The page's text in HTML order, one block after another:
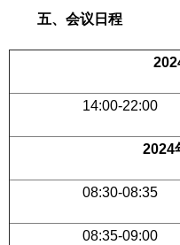
五、会议日程
14:00-22:00
2024
08:30-08:35
08:35-09:00